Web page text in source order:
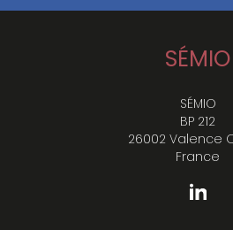
SÉMIO
SÉMIO
BP 212
26002 Valence
France